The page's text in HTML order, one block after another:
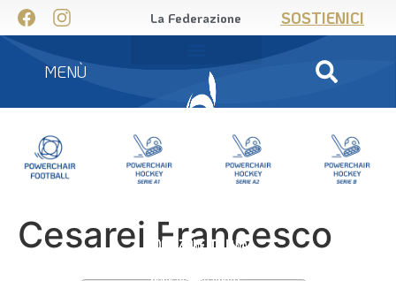
La Federazione SOSTIENICI
MENÙ
Cesarei Francesco